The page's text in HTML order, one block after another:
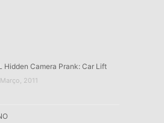
Hidden Camera Prank: Car Lift
2011